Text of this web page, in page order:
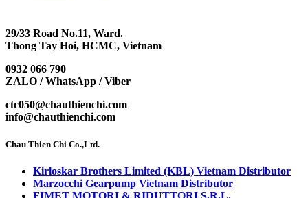
29/33 Road No.11, Ward.
Thong Tay Hoi, HCMC, Vietnam
0932 066 790
ZALO / WhatsApp / Viber
ctc050@chauthienchi.com
info@chauthienchi.com
Chau Thien Chi Co.,Ltd.
Kirloskar Brothers Limited (KBL) Vietnam Distributor
Marzocchi Gearpump Vietnam Distributor
FIMET MOTORI & RIDUTTORI S.R.L.